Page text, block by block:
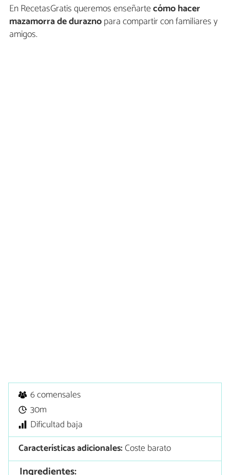
En RecetasGratis queremos enseñartecómo hacer
mazamorra de duraznopara compartir con familiares y
amigos.
6 comensales
30m
Dificultad baja
Características adicionales:Coste barato